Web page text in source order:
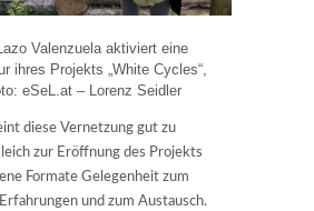
Valenzuela aktiviert eine
ihres Projekts „White Cycles“,
eSeL.at – Lorenz Seidler
diese Vernetzung gut zu
zur Eröffnung des Projekts
Formate Gelegenheit zum
und zum Austausch.